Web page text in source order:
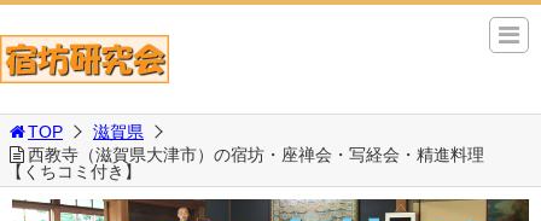
TOP
滋賀県
西教寺（滋賀県大津市）の宿坊・座禅会・写経会・精進料理
【くちコミ付き】